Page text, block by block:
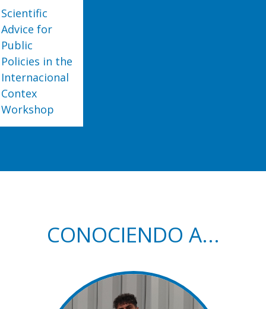
Scientific
Advice for
Public
Policies in the
Internacional
Contex
Workshop
CONOCIENDO A...